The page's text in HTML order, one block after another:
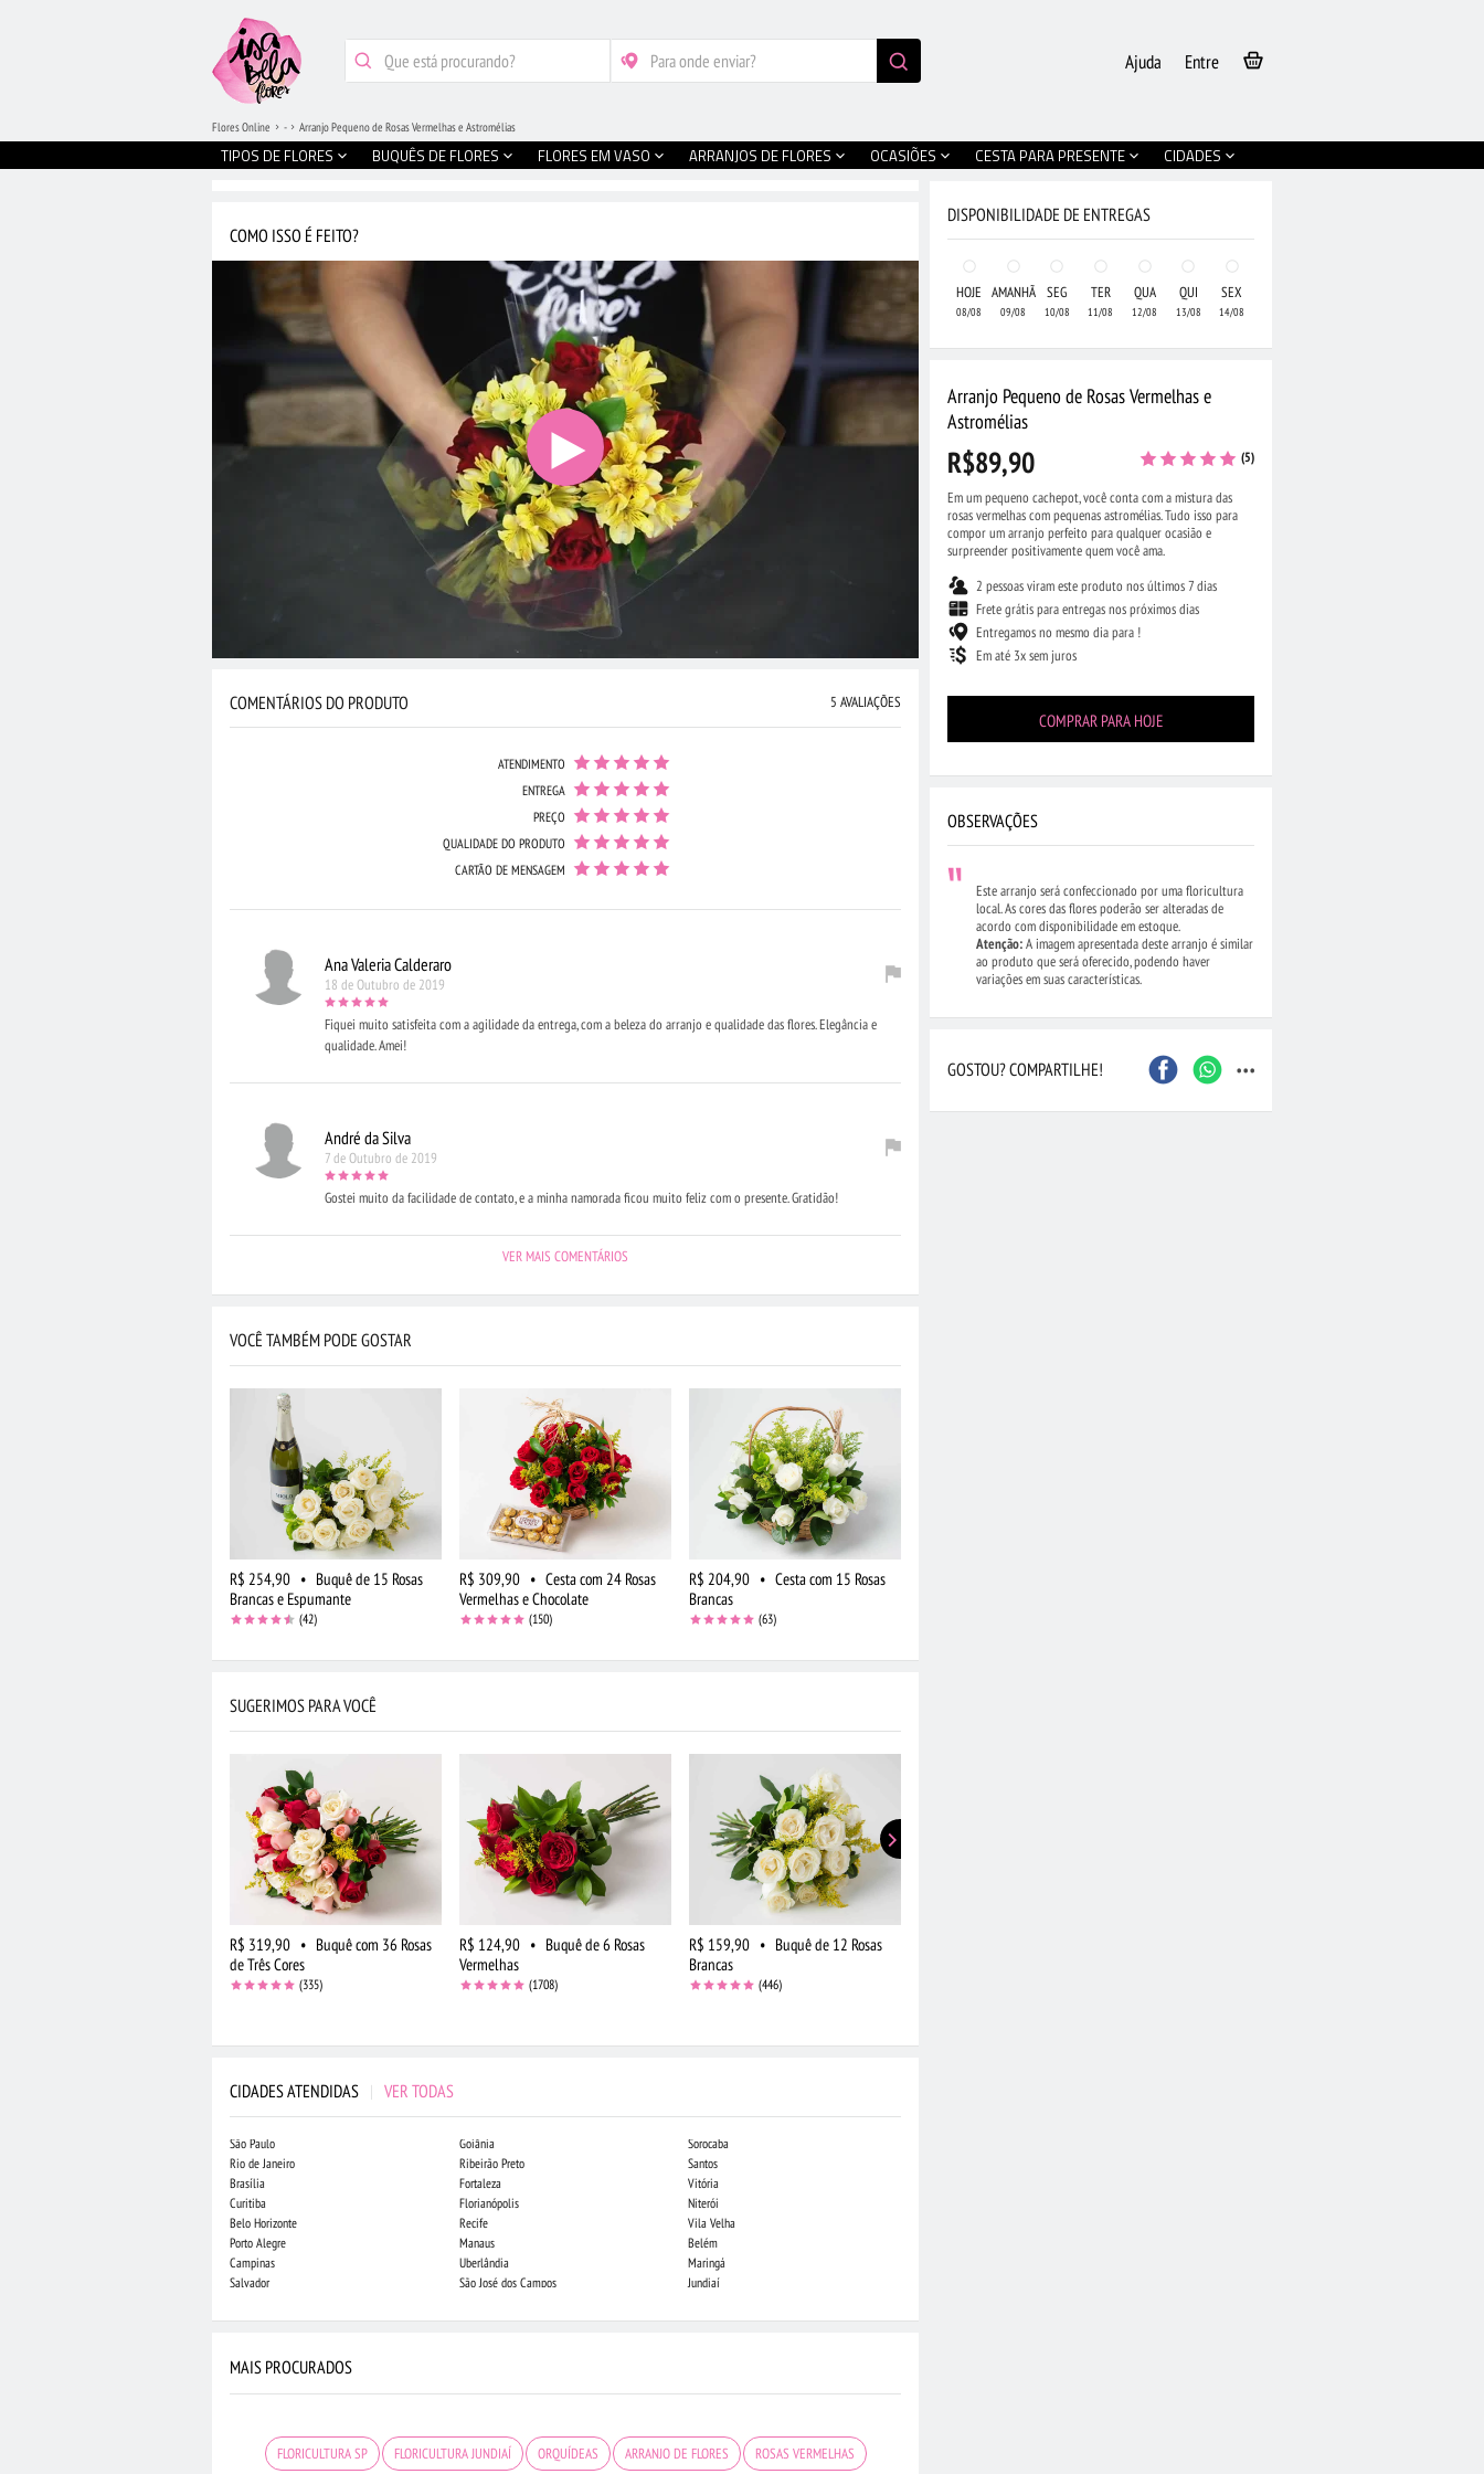
Entre
Ajuda
TIPOS DE FLORES BUQUÊS DE FLORES FLORES EM VASO ARRANJOS DE FLORES OCASIÕES CESTA PARA PRESENTE CIDADES
Flores Online - Arranjo Pequeno de Rosas Vermelhas e Astromélias
COMO ISSO É FEITO?
COMENTÁRIOS DO PRODUTO 5 AVALIAÇÕES
ATENDIMENTO
ENTREGA
PREÇO
QUALIDADE DO PRODUTO
CARTÃO DE MENSAGEM
Ana Valeria Calderaro
18 de Outubro de 2019
Fiquei muito satisfeita com a agilidade da entrega, com a beleza do arranjo e qualidade das flores. Elegância e
qualidade. Amei!
André da Silva
7 de Outubro de 2019
Gostei muito da facilidade de contato, e a minha namorada ficou muito feliz com o presente. Gratidão!
VER MAIS COMENTÁRIOS
VOCÊ TAMBÉM PODE GOSTAR
R$ 254,90 • Buquê de 15 Rosas
Brancas e Espumante
(42)
R$ 309,90 • Cesta com 24 Rosas
Vermelhas e Chocolate
(150)
R$ 204,90 • Cesta com 15 Rosas
Brancas
(63)
SUGERIMOS PARA VOCÊ
R$ 319,90 • Buquê com 36 Rosas
de Três Cores
(335)
R$ 124,90 • Buquê de 6 Rosas
Vermelhas
(1708)
R$ 159,90 • Buquê de 12 Rosas
Brancas
(446)
CIDADES ATENDIDAS | VER TODAS
São Paulo
Rio de Janeiro
Brasília
Curitiba
Belo Horizonte
Porto Alegre
Campinas
Salvador
Goiânia
Ribeirão Preto
Fortaleza
Florianópolis
Recife
Manaus
Uberlândia
São José dos Campos
Sorocaba
Santos
Vitória
Niterói
Vila Velha
Belém
Maringá
Jundiaí
MAIS PROCURADOS
FLORICULTURA SP FLORICULTURA JUNDIAÍ ORQUÍDEAS ARRANJO DE FLORES ROSAS VERMELHAS
DISPONIBILIDADE DE ENTREGAS
HOJE
08/08
AMANHÃ
09/08
SEG
10/08
TER
11/08
QUA
12/08
QUI
13/08
SEX
14/08
Arranjo Pequeno de Rosas Vermelhas e
Astromélias
R$89,90 (5)
Em um pequeno cachepot, você conta com a mistura das
rosas vermelhas com pequenas astromélias. Tudo isso para
compor um arranjo perfeito para qualquer ocasião e
surpreender positivamente quem você ama.
2 pessoas viram este produto nos últimos 7 dias
Frete grátis para entregas nos próximos dias
Entregamos no mesmo dia para !
Em até 3x sem juros
COMPRAR PARA HOJE
OBSERVAÇÕES
Este arranjo será confeccionado por uma floricultura
local. As cores das flores poderão ser alteradas de
acordo com disponibilidade em estoque.
Atenção:A imagem apresentada deste arranjo é similar
ao produto que será oferecido, podendo haver
variações em suas características.
GOSTOU? COMPARTILHE! ...